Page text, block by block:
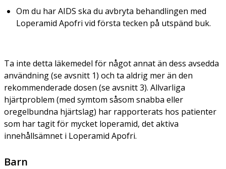
Om du har AIDS ska du avbryta behandlingen med
Loperamid Apofri vid första tecken på utspänd buk.
Ta inte detta läkemedel för något annat än dess avsedda
användning (se avsnitt 1) och ta aldrig mer än den
rekommenderade dosen (se avsnitt 3). Allvarliga
hjärtproblem (med symtom såsom snabba eller
oregelbundna hjärtslag) har rapporterats hos patienter
som har tagit för mycket loperamid, det aktiva
innehållsämnet i Loperamid Apofri.
Barn